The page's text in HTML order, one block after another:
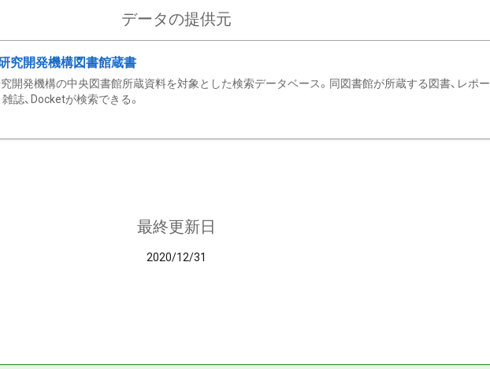
データの提供元
究開発機構図書館蔵書
開発機構の中央図書館所蔵資料を対象とした検索データベース。同図書館が所蔵する図書、レポー
雑誌、Docketが検索できる。
最終更新日
2020/12/31